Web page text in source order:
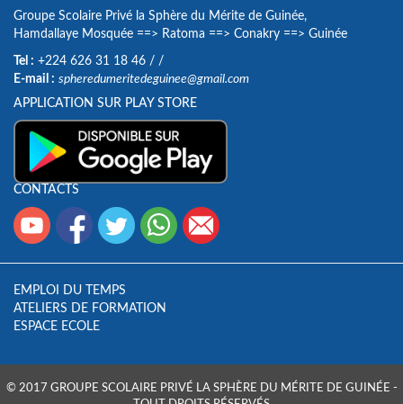
Groupe Scolaire Privé la Sphère du Mérite de Guinée,
Hamdallaye Mosquée ==> Ratoma ==> Conakry ==> Guinée
Tel : +224 626 31 18 46 / /
E-mail : spheredumeritedeguinee@gmail.com
APPLICATION SUR PLAY STORE
CONTACTS
EMPLOI DU TEMPS
ATELIERS DE FORMATION
ESPACE ECOLE
© 2017 GROUPE SCOLAIRE PRIVÉ LA SPHÈRE DU MÉRITE DE GUINÉE -